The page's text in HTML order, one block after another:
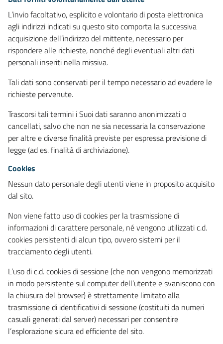
L’invio facoltativo, esplicito e volontario di posta elettronica
agli indirizzi indicati su questo sito comporta la successiva
acquisizione dell’indirizzo del mittente, necessario per
rispondere alle richieste, nonché degli eventuali altri dati
personali inseriti nella missiva.
Tali dati sono conservati per il tempo necessario ad evadere le
richieste pervenute.
Trascorsi tali termini i Suoi dati saranno anonimizzati o
cancellati, salvo che non ne sia necessaria la conservazione
per altre e diverse finalità previste per espressa previsione di
legge (ad es. finalità di archiviazione).
Cookies
Nessun dato personale degli utenti viene in proposito acquisito
dal sito.
Non viene fatto uso di cookies per la trasmissione di
informazioni di carattere personale, né vengono utilizzati c.d.
cookies persistenti di alcun tipo, ovvero sistemi per il
tracciamento degli utenti.
L’uso di c.d. cookies di sessione (che non vengono memorizzati
in modo persistente sul computer dell’utente e svaniscono con
la chiusura del browser) è strettamente limitato alla
trasmissione di identificativi di sessione (costituiti da numeri
casuali generati dal server) necessari per consentire
l’esplorazione sicura ed efficiente del sito.